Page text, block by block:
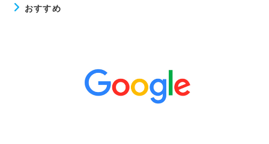
おすすめ